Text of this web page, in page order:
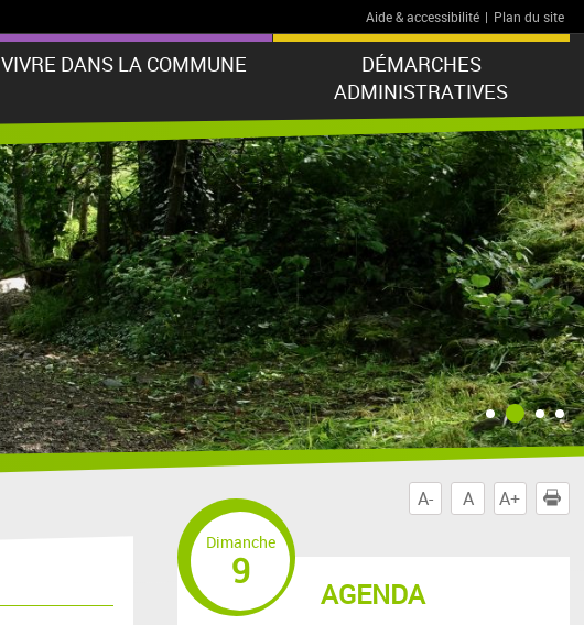
Aide & accessibilité | Plan du site
VIVRE DANS LA COMMUNE
DÉMARCHES
ADMINISTRATIVES
A- A A+
AGENDA
Dimanche
9